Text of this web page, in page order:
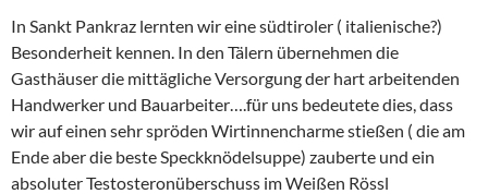
In Sankt Pankraz lernten wir eine südtiroler ( italienische?)
Besonderheit kennen. In den Tälern übernehmen die
Gasthäuser die mittägliche Versorgung der hart arbeitenden
Handwerker und Bauarbeiter….für uns bedeutete dies, dass
wir auf einen sehr spröden Wirtinnencharme stießen ( die am
Ende aber die beste Speckknödelsuppe) zauberte und ein
absoluter Testosteronüberschuss im Weißen Rössl